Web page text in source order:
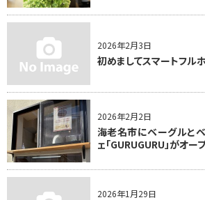
2026年2月3日
初めましてスマートフルホ
2026年2月2日
海老名市にベーグルと
ェ「GURUGURU」がオー
2026年1月29日